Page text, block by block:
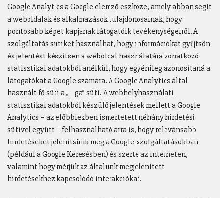
Google Analytics a Google elemző eszköze, amely abban segít
a weboldalak és alkalmazások tulajdonosainak, hogy
pontosabb képet kapjanak látogatóik tevékenységeiről. A
szolgáltatás sütiket használhat, hogy információkat gyűjtsön
és jelentést készítsen a weboldal használatára vonatkozó
statisztikai adatokból anélkül, hogy egyénileg azonosítaná a
látogatókat a Google számára. A Google Analytics által
használt fő süti a „__ga” süti. A webhelyhasználati
statisztikai adatokból készülő jelentések mellett a Google
Analytics – az előbbiekben ismertetett néhány hirdetési
sütivel együtt – felhasználható arra is, hogy relevánsabb
hirdetéseket jelenítsünk meg a Google-szolgáltatásokban
(például a Google Keresésben) és szerte az interneten,
valamint hogy mérjük az általunk megjelenített
hirdetésekhez kapcsolódó interakciókat.